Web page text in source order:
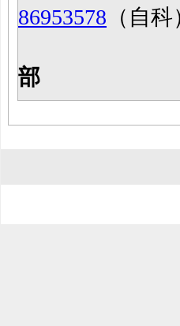
86953578 （自科
部